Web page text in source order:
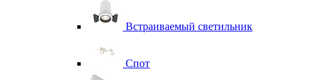
Встраиваемый светильник
Спот